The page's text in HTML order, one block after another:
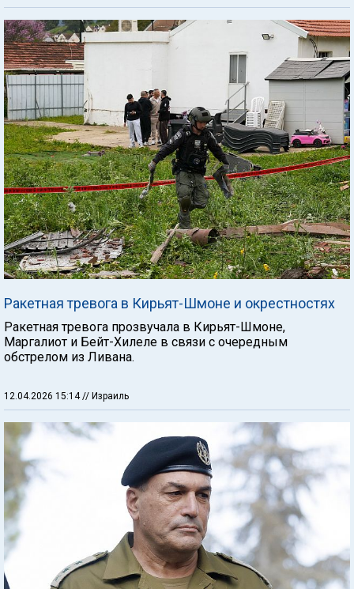
Ракетная тревога в Кирьят-Шмоне и окрестностях
Ракетная тревога прозвучала в Кирьят-Шмоне,
Маргалиот и Бейт-Хилеле в связи с очередным
обстрелом из Ливана.
12.04.2026 15:14// Израиль